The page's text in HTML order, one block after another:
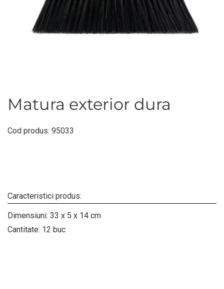
Matura exterior dura
Cod produs: 95033
Caracteristici produs:
Dimensiuni: 33 x 5 x 14 cm
Cantitate: 12 buc